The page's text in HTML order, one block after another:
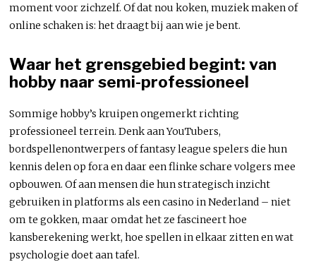
moment voor zichzelf. Of dat nou koken, muziek maken of
online schaken is: het draagt bij aan wie je bent.
Waar het grensgebied begint: van
hobby naar semi-professioneel
Sommige hobby’s kruipen ongemerkt richting
professioneel terrein. Denk aan YouTubers,
bordspellenontwerpers of fantasy league spelers die hun
kennis delen op fora en daar een flinke schare volgers mee
opbouwen. Of aan mensen die hun strategisch inzicht
gebruiken in platforms als een casino in Nederland – niet
om te gokken, maar omdat het ze fascineert hoe
kansberekening werkt, hoe spellen in elkaar zitten en wat
psychologie doet aan tafel.